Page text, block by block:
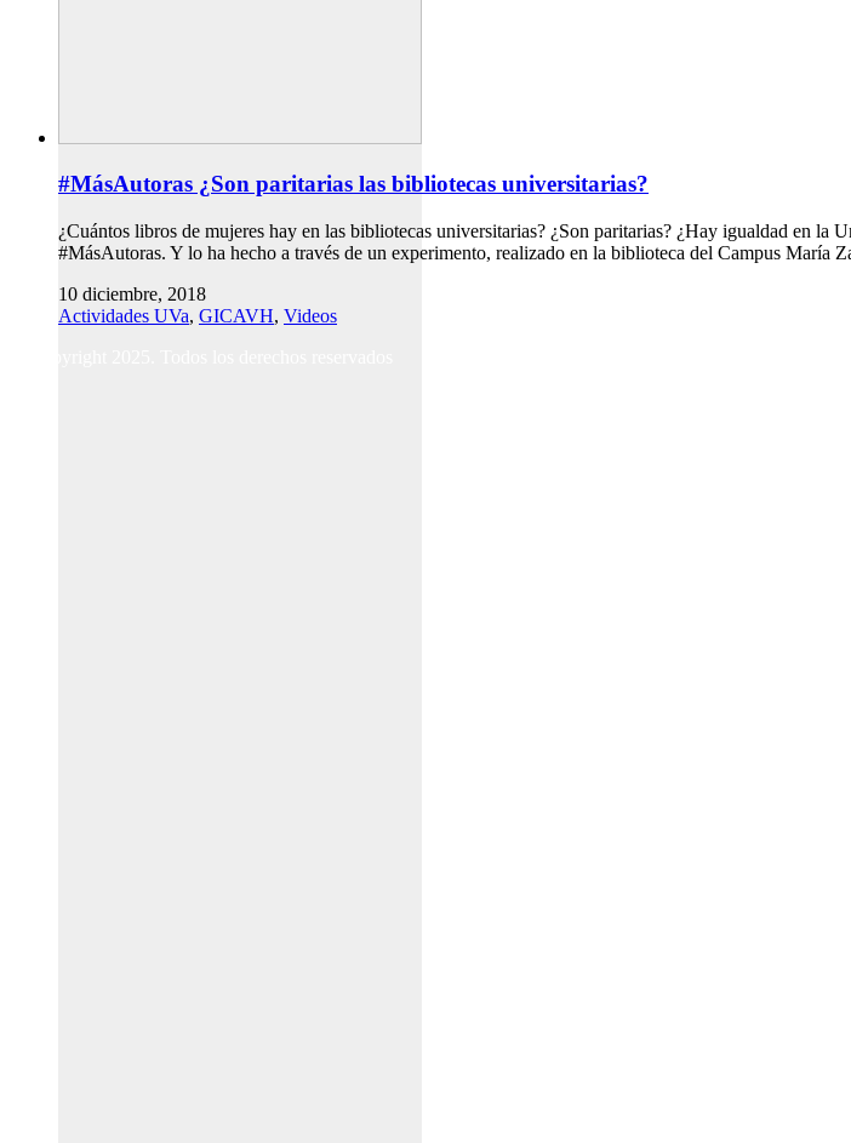
#MásAutoras ¿Son paritarias las bibliotecas universitarias?
¿Cuántos libros de mujeres hay en las bibliotecas universitarias? ¿Son paritarias? ¿Hay igualdad en la
#MásAutoras. Y lo ha hecho a través de un experimento, realizado en la biblioteca del Campus
10 diciembre, 2018
Actividades UVa, GICAVH, Videos